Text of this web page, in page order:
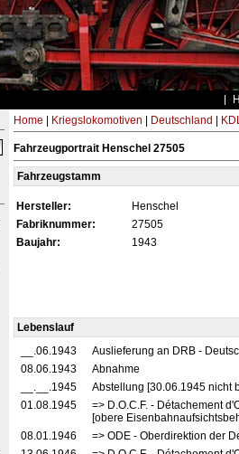
Home Kriegslokomotiven Deutschland
Fahrzeugportrait Henschel 27505
Fahrzeugstamm
Hersteller:
Henschel
Fabriknummer:
27505
Baujahr:
1943
Lebenslauf
__.06.1943
Auslieferung an DRB -
08.06.1943
Abnahme
__.__.1945
Abstellung [30.06.1945 nicht
01.08.1945
=> D.O.C.F. - Détachement
[obere
08.01.1946
=> ODE - Oberdirektion der